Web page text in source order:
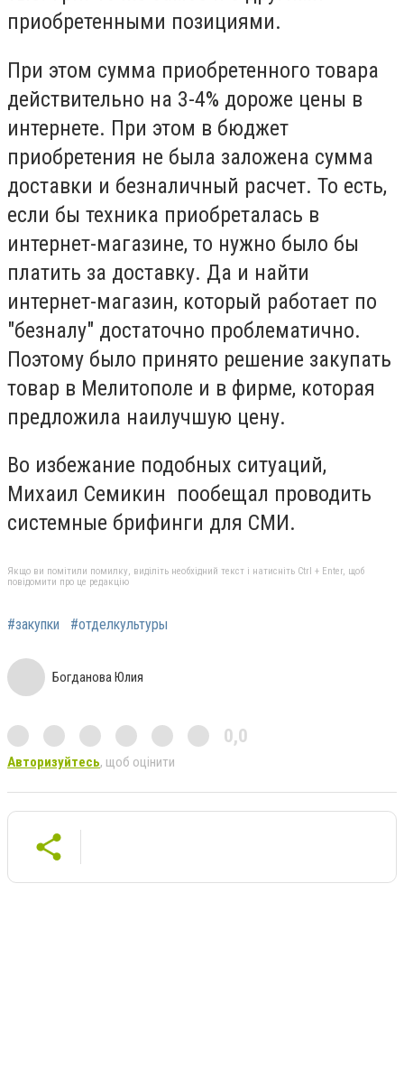
приобретенными позициями.
При этом сумма приобретенного товара
действительно на 3-4% дороже цены в
интернете. При этом в бюджет
приобретения не была заложена сумма
доставки и безналичный расчет. То есть,
если бы техника приобреталась в
интернет-магазине, то нужно было бы
платить за доставку. Да и найти
интернет-магазин, который работает по
"безналу" достаточно проблематично.
Поэтому было принято решение закупать
товар в Мелитополе и в фирме, которая
предложила наилучшую цену.
Во избежание подобных ситуаций,
Михаил Семикин пообещал проводить
системные брифинги для СМИ.
Якщо ви помітили помилку, виділіть необхідний текст і натисніть Ctrl + Enter, щоб
повідомити про це редакцію
#закупки #отделкультуры
Богданова Юлия
0,0
Авторизуйтесь, щоб оцінити